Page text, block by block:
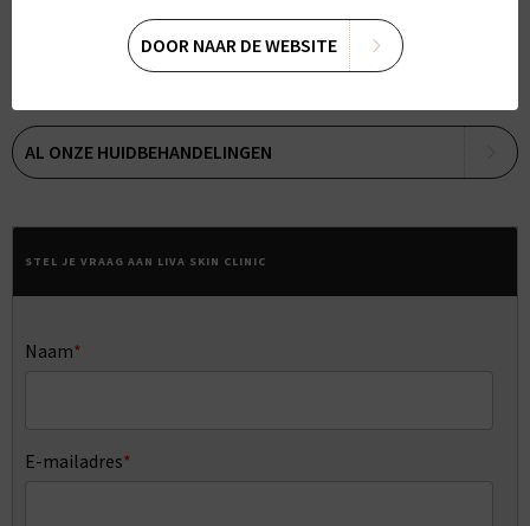
DOOR NAAR DE WEBSITE
RESULTATEN LASERBEHANDELINGEN
AL ONZE HUIDBEHANDELINGEN
STEL JE VRAAG AAN LIVA SKIN CLINIC
Naam*
E-mailadres*